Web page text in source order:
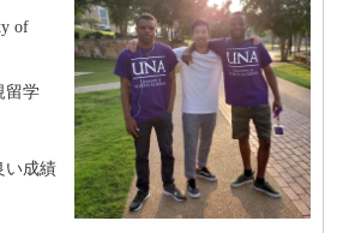
of
留学
い成績